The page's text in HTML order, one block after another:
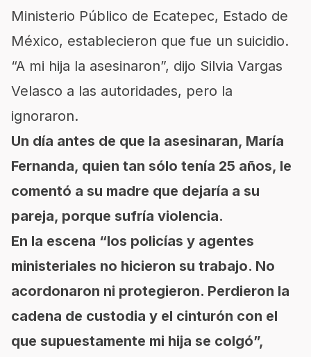
Ministerio Público de Ecatepec, Estado de
México, establecieron que fue un suicidio.
“A mi hija la asesinaron”, dijo Silvia Vargas
Velasco a las autoridades, pero la
ignoraron.
Un día antes de que la asesinaran, María
Fernanda, quien tan sólo tenía 25 años, le
comentó a su madre que dejaría a su
pareja, porque sufría violencia.
En la escena “los policías y agentes
ministeriales no hicieron su trabajo. No
acordonaron ni protegieron. Perdieron la
cadena de custodia y el cinturón con el
que supuestamente mi hija se colgó”,